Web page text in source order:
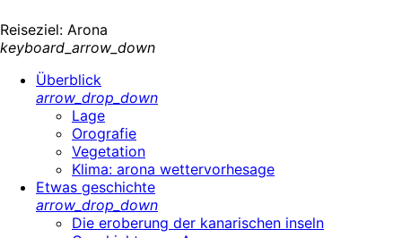
Reiseziel: Arona
keyboard_arrow_down
Überblick
arrow_drop_down
Lage
Orografie
Vegetation
Klima: arona wettervorhesage
Etwas geschichte
arrow_drop_down
Die eroberung der kanarischen inseln